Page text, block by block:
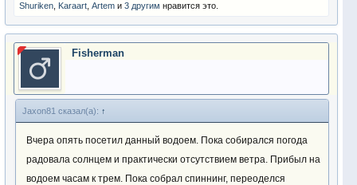
Shuriken Karaart Artem и 3 другим нравится это.
Fisherman
Jaxon81 сказал(а): ↑
Вчера опять посетил данный водоем. Пока собирался погода
радовала солнцем и практически отсутствием ветра. Прибыл на
водоем часам к трем. Пока собрал спиннинг, переоделся